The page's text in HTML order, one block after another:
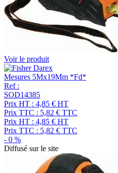
Voir le produit
Mesures 5Mx19Mm *Fd*
Ref :
SOD14385
Prix HT : 4,85 € HT
Prix TTC : 5,82 € TTC
Prix HT : 4,85 € HT
Prix TTC : 5,82 € TTC
- 0 %
Diffusé sur le site